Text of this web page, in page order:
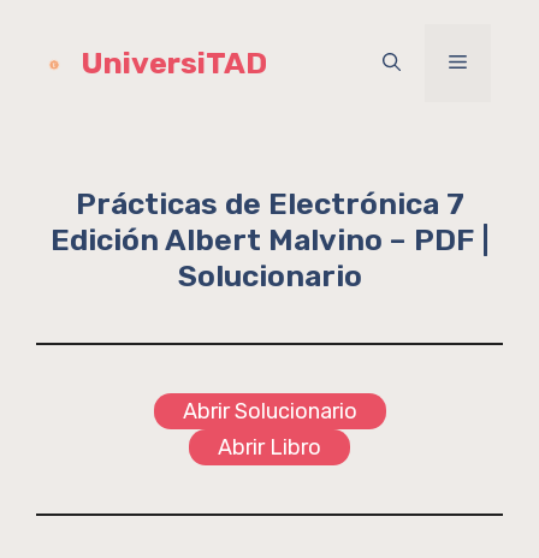
contenidoUniversiTAD Menú
Prácticas de Electrónica 7
Edición Albert Malvino – PDF |
Solucionario
Abrir Solucionario
Abrir Libro